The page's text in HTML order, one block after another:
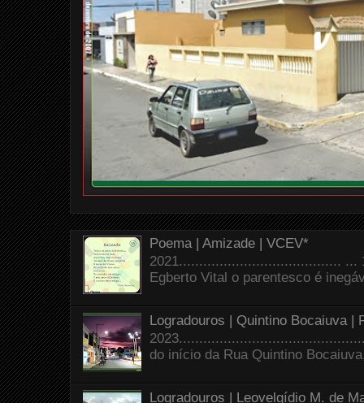
Poema | Amizade | VCEV*
2021........................................ ...
Egberto Vital o parentesco é
Logradouros | Quintino Bocaiuva |
do início da Rua Quintino
Logradouros | Leovelgídio M. de